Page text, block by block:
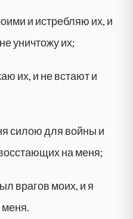
и истребляю их, и
уничтожу их;
их, и не встают и
силою для войны и
на меня;
врагов моих, и я